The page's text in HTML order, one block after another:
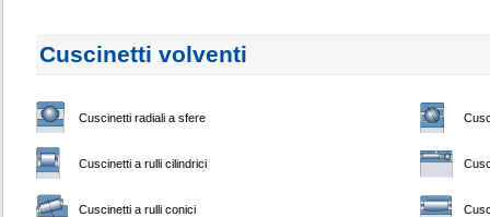
Cuscinetti volventi
Cuscinetti radiali a sfere
Cuscinetti a rulli cilindrici
Cuscinetti a rulli conici